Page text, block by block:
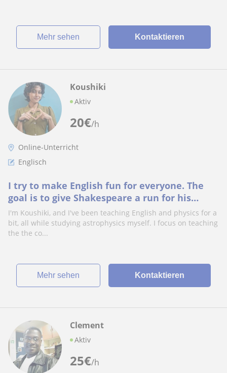
Mehr sehen Kontaktieren
20€/h
Koushiki
Aktiv
Online-Unterricht
Englisch
I try to make English fun for everyone. The
goal is to give Shakespeare a run for his
money, folks!
I'm Koushiki, and I've been teaching English and physics for a
bit, all while studying astrophysics myself. I focus on teaching
the the co...
Mehr sehen Kontaktieren
25€/h
Clement
Aktiv